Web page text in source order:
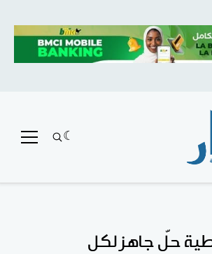
حلّ جاهز لكل